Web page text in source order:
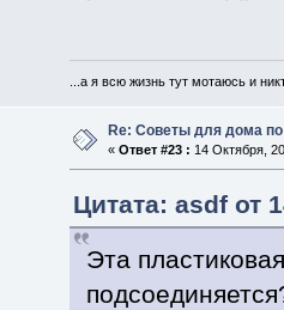
...а я всю жизнь тут мотаюсь и
Re: Советы для дома по
« Ответ #23 : 14 Октября,
Цитата: asdf от
Эта